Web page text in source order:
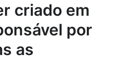
criado em
por
as